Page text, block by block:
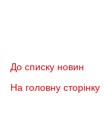
До списку новин
На головну сторінку